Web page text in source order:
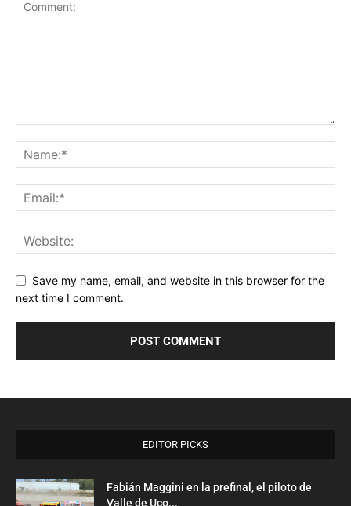
Save my name, email, and website in this browser for the
next time I comment.
EDITOR PICKS
Fabián Maggini en la prefinal, el piloto de
Valle de Uco...